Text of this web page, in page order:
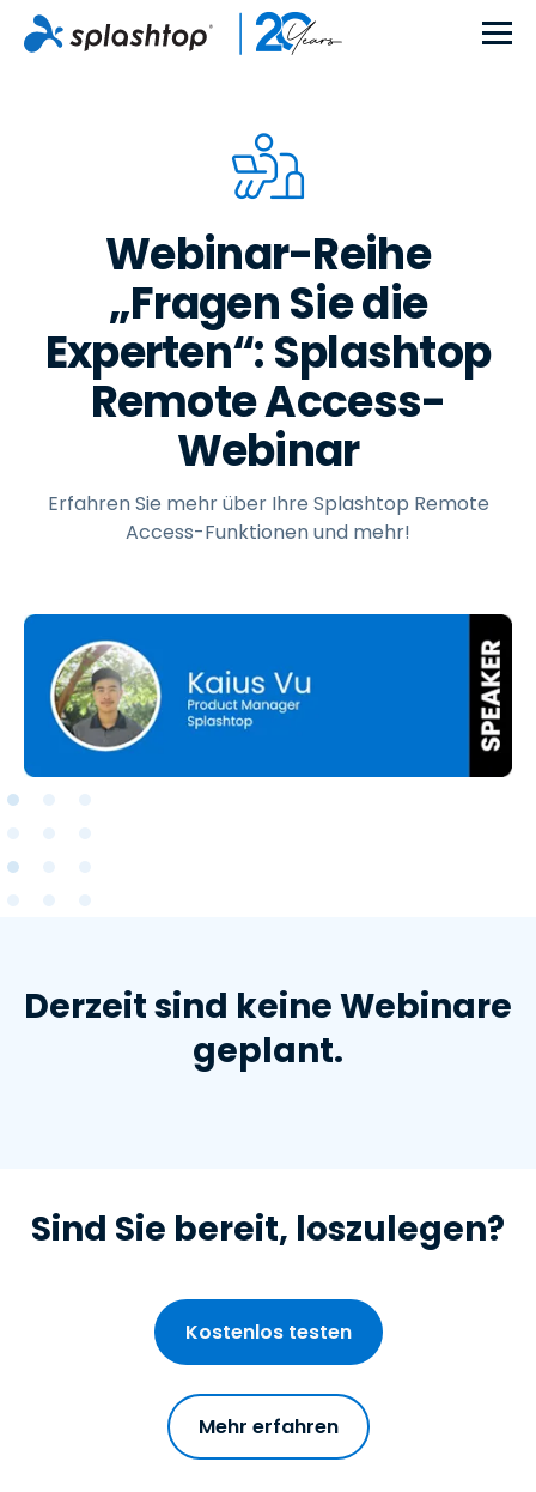
Webinar-Reihe
„Fragen Sie die
Experten“: Splashtop
Remote Access-
Webinar
Erfahren Sie mehr über Ihre Splashtop Remote
Access-Funktionen und mehr!
Derzeit sind keine Webinare
geplant.
Sind Sie bereit, loszulegen?
Kostenlos testen
Mehr erfahren